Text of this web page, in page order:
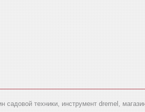
садовой техники, инструмент dremel,